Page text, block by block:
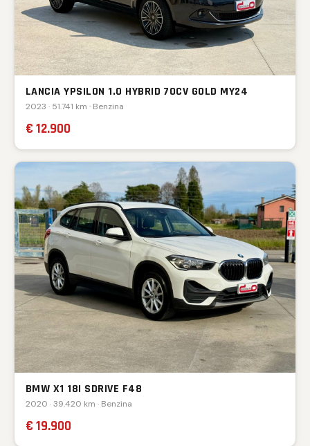
LANCIA YPSILON 1.0 HYBRID 70CV GOLD MY24
2023 · 51.741 km · Benzina
€ 12.900
BMW X1 18I SDRIVE F48
2020 · 39.420 km · Benzina
€ 19.900